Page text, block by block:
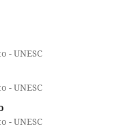
- UNESC
- UNESC
- UNESC